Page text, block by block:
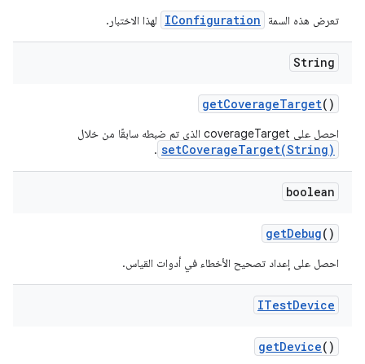
تعرض هذه السمة IConfiguration لهذا الاختبار.
String
getCoverageTarget()
احصل على coverageTarget الذي تم ضبطه سابقًا من خلال
setCoverageTarget(String)
.
boolean
getDebug()
احصل على إعداد تصحيح الأخطاء في أدوات القياس.
ITestDevice
getDevice()